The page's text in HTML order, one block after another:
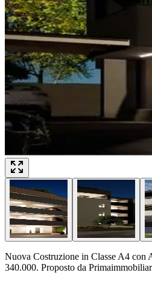
Nuova Costruzione in Classe A4 con
340.000. Proposto da